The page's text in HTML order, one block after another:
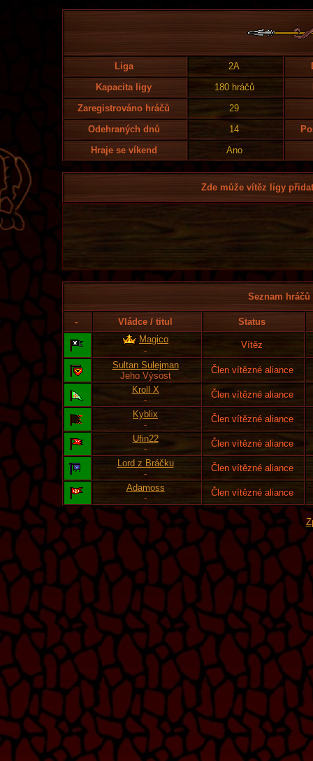
Liga 2A
Kapacita ligy
180 hráčů
Zaregistrováno hráčů
29
Odehraných dnů
14
Hraje se víkend
Ano
Zde může vítěz ligy
Seznam
- Vládce / titul
Status
Magico
-
Vítěz
Sultan Sulejman
Jeho Výsost
Člen vítězné aliance
Kroll X
-
Člen vítězné aliance
Kyblix
-
Člen vítězné aliance
Ufin22
-
Člen vítězné aliance
Lord z Bráčku
-
Člen vítězné aliance
Adamoss
-
Člen vítězné aliance